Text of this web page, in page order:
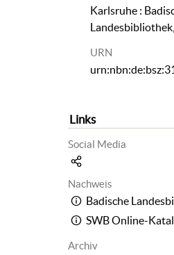
Karlsruhe :
URN
Links
Social Media
Nachweis
Badische
SWB Online-
Archiv